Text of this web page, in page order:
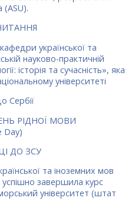
української та
науково-практичній
історія та сучасність», яка
університеті
Сербії
РІДНОЇ МОВИ
Day)
ДО ЗСУ
та іноземних мов
завершила курс
університет (штат